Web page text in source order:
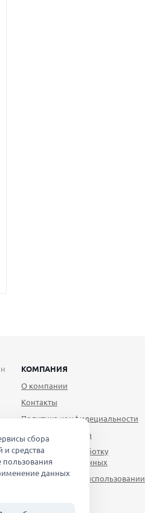
КОМПАНИЯ
О компании
Контакты
Политика конфидециальности
Публичная оферта
Согласие на обработку
персональных данных
Уведомление об использовании
сбора
и средства
данных